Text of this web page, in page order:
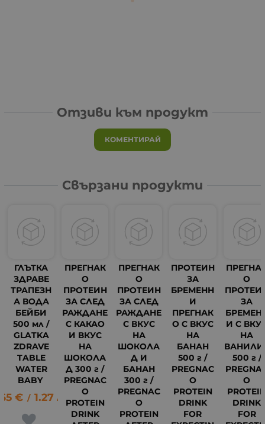
Отзиви към продукт
КОМЕНТИРАЙ
Свързани продукти
ГЛЪТКА
ЗДРАВЕ
ТРАПЕЗН
А ВОДА
БЕЙБИ
500 мл /
GLATKA
ZDRAVE
TABLE
WATER
BABY
€ / 1.27 лв.
ПРЕГНАК
О
ПРОТЕИН
ЗА СЛЕД
РАЖДАНЕ
С КАКАО
И ВКУС
НА
ШОКОЛА
Д 300 г /
PREGNAC
O
PROTEIN
DRINK
ПРЕГНАК
О
ПРОТЕИН
ЗА СЛЕД
РАЖДАНЕ
С ВКУС
НА
ШОКОЛА
Д И
БАНАН
300 г /
PREGNAC
O
PROTEIN
ПРОТЕИН
ЗА
БРЕМЕНН
И
ПРЕГНАК
О С ВКУС
НА
БАНАН
500 г /
PREGNAC
O
PROTEIN
DRINK
FOR
О
ЗА
И С
НА
500 г /
O
DRINK
FOR